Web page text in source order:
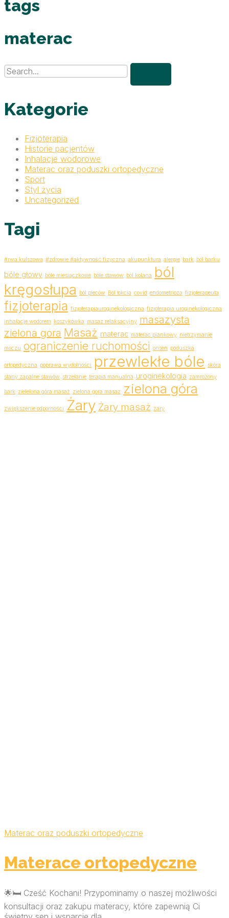
tags
materac
Kategorie
Fizjoterapia
Historie pacjentów
Inhalacje wodorowe
Materac oraz poduszki ortopedyczne
Sport
Styl życia
Uncategorized
Tagi
#rwa kulszowa #zdrowie #aktywność fizyczna akupunktura alergie bark ból barku
bóle głowy bóle miesiączkowe bóle stawów ból kolana
ból
kręgosłupa
ból pleców Ból łokcia covid endometrioza fizjoterapeuta
fizjoterapia fizjoterapiauroginekologiczna fizjoterapia uroginekologiczna
inhalacje wodorem koszykówka masaz relaksacyjny masazysta
zielona gora Masaż materac materac piankowy nietrzymanie
moczu ograniczenie ruchomości onsen poduszka
ortopedyczna poprawa wydolności przewlekłe bóle
skóra
stany zapalne stawów strzelanie terapia manualna uroginekologia zamrożony
bark zielelona góra masaż zielona gora masaz zielona góra
zwiększenie odporności Żary Żary masaż żary
Materac oraz poduszki ortopedyczne
Materace ortopedyczne
🌟🛏️ Cześć Kochani! Przypominamy o naszej możliwości
konsultacji oraz zakupu materacy, które zapewnią Ci